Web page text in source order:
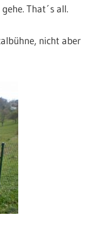
That´s all.
nicht aber